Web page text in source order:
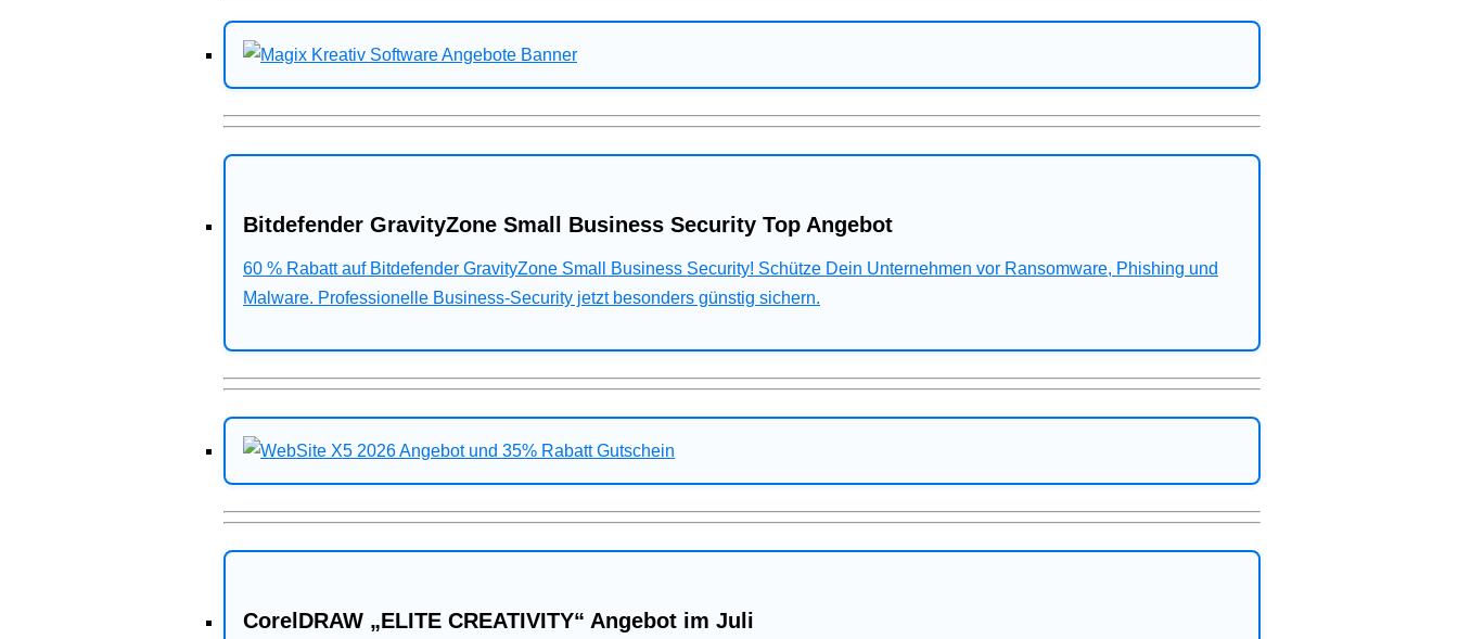
Bitdefender GravityZone Small Business Security Top Angebot
60 % Rabatt auf Bitdefender GravityZone Small Business Security! Schütze Dein Unternehmen vor Ransomware, Phishing und
Malware. Professionelle Business-Security jetzt besonders günstig sichern.
CorelDRAW „ELITE CREATIVITY“ Angebot im Juli